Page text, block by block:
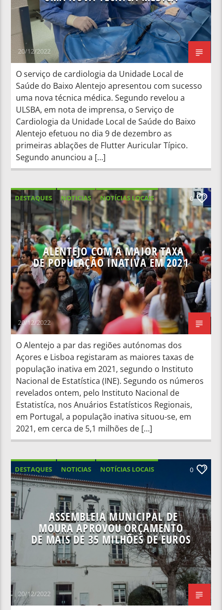
20/12/2022
O serviço de cardiologia da Unidade Local de
Saúde do Baixo Alentejo apresentou com sucesso
uma nova técnica médica. Segundo revelou a
ULSBA, em nota de imprensa, o Serviço de
Cardiologia da Unidade Local de Saúde do Baixo
Alentejo efetuou no dia 9 de dezembro as
primeiras ablações de Flutter Auricular Típico.
Segundo anunciou a […]
DESTAQUES NOTICIAS
NOTÍCIAS LOCAIS
NOTÍCIAS NACIONAIS
0
ALENTEJO COM A MAIOR TAXA
DE POPULAÇÃO INATIVA EM 2021
20/12/2022
O Alentejo a par das regiões autónomas dos
Açores e Lisboa registaram as maiores taxas de
população inativa em 2021, segundo o Instituto
Nacional de Estatística (INE). Segundo os números
revelados ontem, pelo Instituto Nacional de
Estatistíca, nos Anuários Estatísticos Regionais,
em Portugal, a população inativa situou-se, em
2021, em cerca de 5,1 milhões de […]
DESTAQUES NOTICIAS
NOTÍCIAS LOCAIS
NOTÍCIAS NACIONAIS
0
ASSEMBLEIA MUNICIPAL DE
MOURA APROVOU ORÇAMENTO
DE MAIS DE 35 MILHÕES DE EUROS
20/12/2022